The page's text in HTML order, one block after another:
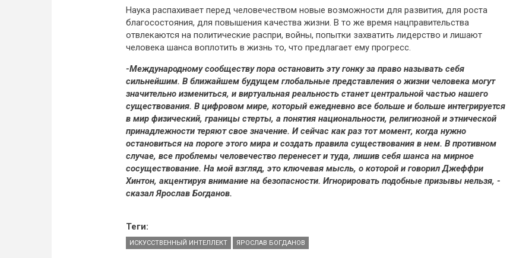
Наука распахивает перед человечеством новые возможности для развития, для роста
благосостояния, для повышения качества жизни. В то же время нацправительства
отвлекаются на политические распри, войны, попытки захватить лидерство и лишают
человека шанса воплотить в жизнь то, что предлагает ему прогресс.
-Международному сообществу пора остановить эту гонку за право называть себя
сильнейшим. В ближайшем будущем глобальные представления о жизни человека могут
значительно измениться, и виртуальная реальность станет центральной частью нашего
существования. В цифровом мире, который ежедневно все больше и больше интегрируется
в мир физический, границы стерты, а понятия национальности, религиозной и этнической
принадлежности теряют свое значение. И сейчас как раз тот момент, когда нужно
остановиться на пороге этого мира и создать правила существования в нем. В противном
случае, все проблемы человечество перенесет и туда, лишив себя шанса на мирное
сосуществование. На мой взгляд, это ключевая мысль, о которой и говорил Джеффри
Хинтон, акцентируя внимание на безопасности. Игнорировать подобные призывы нельзя, -
сказал Ярослав Богданов.
Теги:
ИСКУССТВЕННЫЙ ИНТЕЛЛЕКТ ЯРОСЛАВ БОГДАНОВ